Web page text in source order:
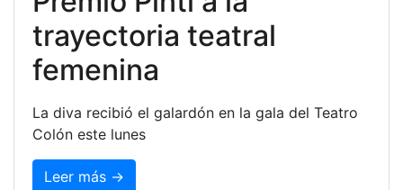
trayectoria teatral
femenina
La diva recibió el galardón en la gala del Teatro
Colón este lunes
Leer más →